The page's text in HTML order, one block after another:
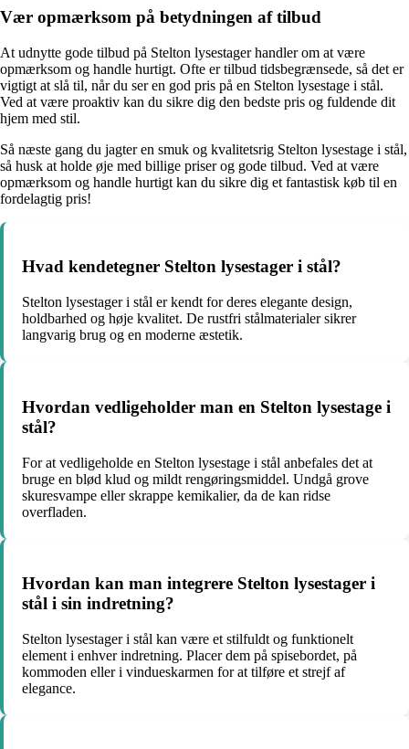
Vær opmærksom på betydningen af tilbud
At udnytte gode tilbud på Stelton lysestager handler om at være
opmærksom og handle hurtigt. Ofte er tilbud tidsbegrænsede, så det er
vigtigt at slå til, når du ser en god pris på en Stelton lysestage i stål.
Ved at være proaktiv kan du sikre dig den bedste pris og fuldende dit
hjem med stil.
Så næste gang du jagter en smuk og kvalitetsrig Stelton lysestage i stål,
så husk at holde øje med billige priser og gode tilbud. Ved at være
opmærksom og handle hurtigt kan du sikre dig et fantastisk køb til en
fordelagtig pris!
Hvad kendetegner Stelton lysestager i stål?
Stelton lysestager i stål er kendt for deres elegante design,
holdbarhed og høje kvalitet. De rustfri stålmaterialer sikrer
langvarig brug og en moderne æstetik.
Hvordan vedligeholder man en Stelton lysestage i
stål?
For at vedligeholde en Stelton lysestage i stål anbefales det at
bruge en blød klud og mildt rengøringsmiddel. Undgå grove
skuresvampe eller skrappe kemikalier, da de kan ridse
overfladen.
Hvordan kan man integrere Stelton lysestager i
stål i sin indretning?
Stelton lysestager i stål kan være et stilfuldt og funktionelt
element i enhver indretning. Placer dem på spisebordet, på
kommoden eller i vindueskarmen for at tilføre et strejf af
elegance.